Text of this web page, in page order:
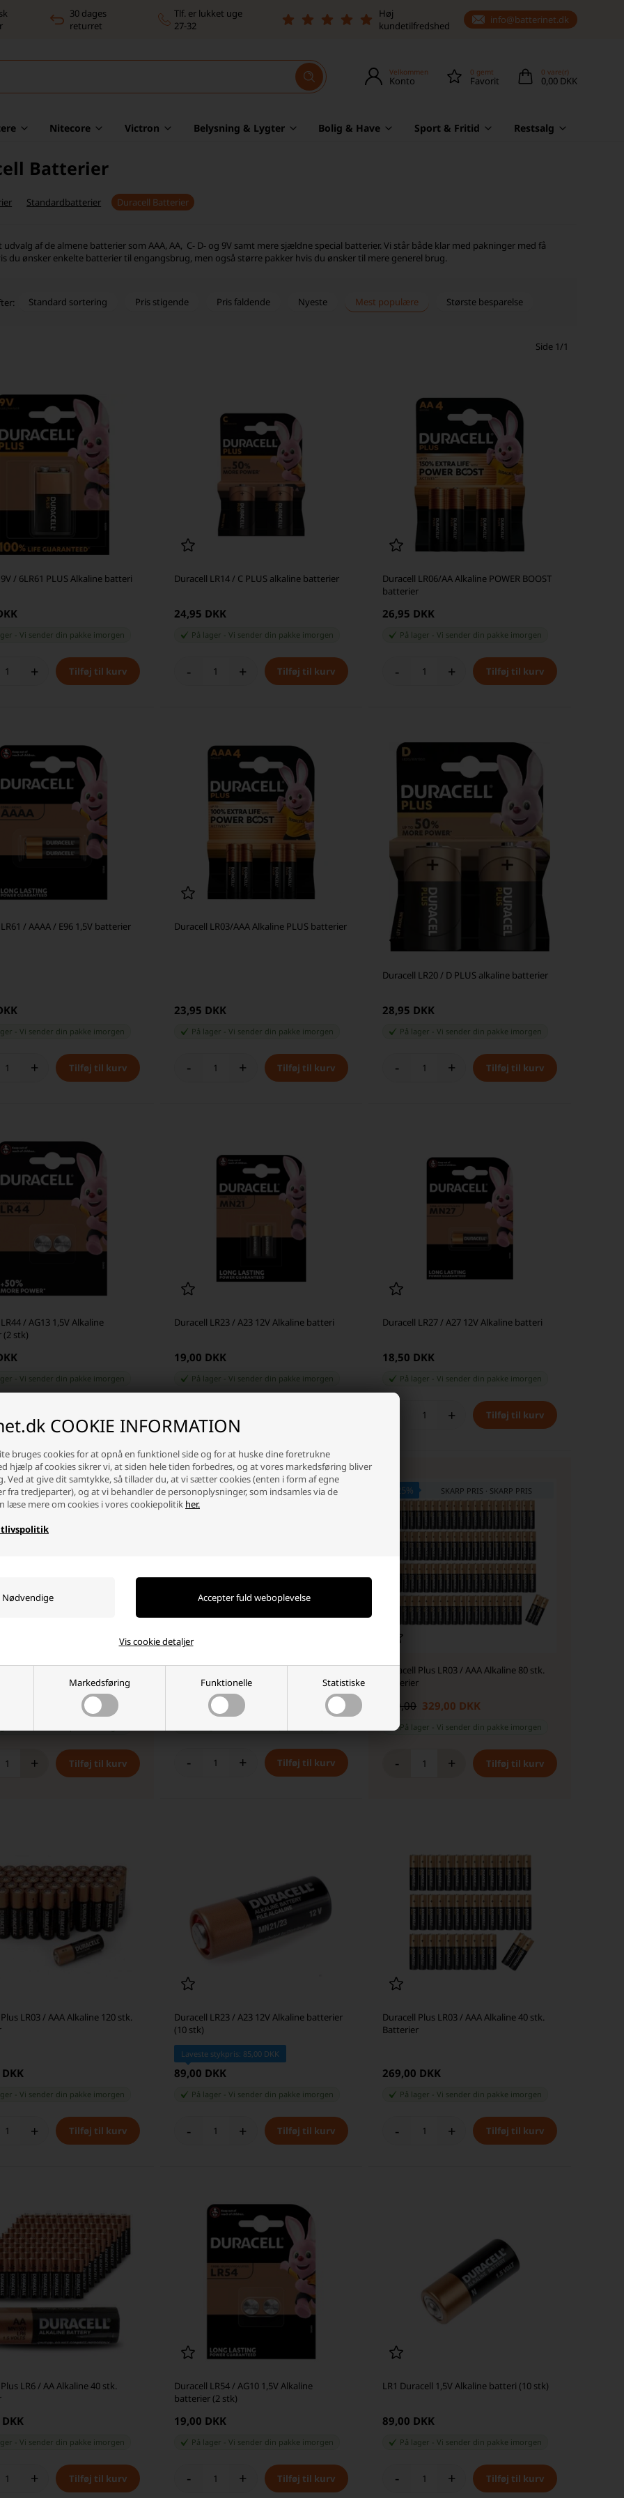
COOKIE INFORMATION
bruges cookies for at opnå en funktionel side og for at huske dine foretrukne
hjælp af cookies sikrer vi, at siden hele tiden forbedres, og at vores markedsføring bliver
Ved at give dit samtykke, så tillader du, at vi sætter cookies (enten i form af egne
fra tredjeparter), og at vi behandler de personoplysninger, som indsamles via de
læse mere om cookies i vores cookiepolitik her.
Markedsføring Funktionelle Statistiske
Vis cookie detaljer
30 dages
returret
Tlf. er lukket uge
27-32
Høj
kundetilfredshed
info@batterinet.dk
Velkommen
Konto
0 gemt
Favorit
0 vare(r)
0,00 DKK
Nitecore Victron Belysning & Lygter Bolig & Have Sport & Fritid Restsalg
Batterier
Standardbatterier Duracell Batterier
udvalg af de almene batterier som AAA, AA, C- D- og 9V samt mere sjældne special batterier. Vi står både klar med pakninger med få
du ønsker enkelte batterier til engangsbrug, men også større pakker hvis du ønsker til mere generel brug.
Standard sortering Pris stigende Pris faldende Nyeste Mest populære Største besparelse
Side 1/1
/ 6LR61 PLUS Alkaline batteri
-Vi sender din pakke imorgen
+
Duracell LR14 / C PLUS alkaline batterier
24,95 DKK
På lager Vi sender din pakke imorgen
- +
Duracell LR06/AA Alkaline POWER BOOST
batterier
26,95 DKK
På lager -Vi sender din pakke imorgen
- +
/ AAAA / E96 1,5V batterier
-Vi sender din pakke imorgen
+
Duracell LR03/AAA Alkaline PLUS batterier
23,95 DKK
På lager Vi sender din pakke imorgen
- +
Duracell LR20 / D PLUS alkaline batterier
28,95 DKK
På lager -Vi sender din pakke imorgen
- +
/ AG13 1,5V Alkaline
stk)
-Vi sender din pakke imorgen
+
Duracell LR23 / A23 12V Alkaline batteri
19,00 DKK
På lager Vi sender din pakke imorgen
- +
Duracell LR27 / A27 12V Alkaline batteri
18,50 DKK
På lager -Vi sender din pakke imorgen
+
SKARP PRIS · SKARP PRIS
LR6 / AA Alkaline 96 stk.
+
Duracell LR1 / Lady N 1,5V Alkaline batteri
19,00 DKK
- +
- 25% SKARP PRIS · SKARP PRIS
Duracell Plus LR03 / AAA Alkaline 80 stk.
Batterier
439,00 329,00 DKK
På lager -Vi sender din pakke imorgen
- +
LR03 / AAA Alkaline 120 stk.
-Vi sender din pakke imorgen
+
Duracell LR23 / A23 12V Alkaline batterier
(10 stk)
Laveste stykpris: 85,00 DKK
89,00 DKK
På lager Vi sender din pakke imorgen
- +
Duracell Plus LR03 / AAA Alkaline 40 stk.
Batterier
269,00 DKK
På lager -Vi sender din pakke imorgen
- +
LR6 / AA Alkaline 40 stk.
-Vi sender din pakke imorgen
+
Duracell LR54 / AG10 1,5V Alkaline
batterier (2 stk)
19,00 DKK
På lager Vi sender din pakke imorgen
- +
LR1 Duracell 1,5V Alkaline batteri (10 stk)
89,00 DKK
På lager -Vi sender din pakke imorgen
- +